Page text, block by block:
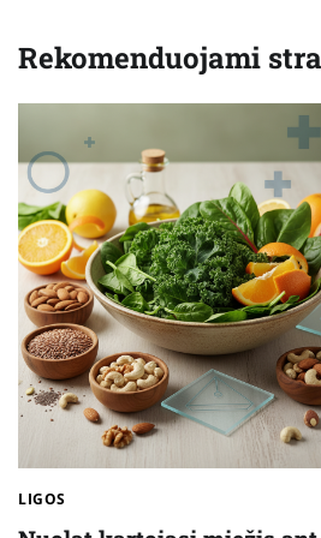
įrašų
Rekomenduojami
LIGOS